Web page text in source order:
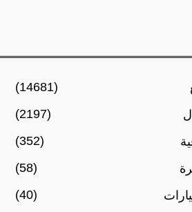
(14681)
(2197)
(352)
(58)
(40)